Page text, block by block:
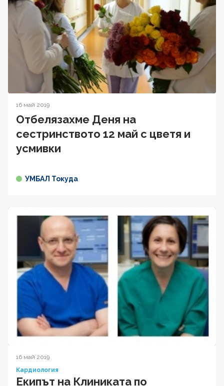
16 май 2019
Отбелязахме Деня на
сестринството 12 май с цветя и
усмивки
УМБАЛ Токуда
16 май 2019
Кардиология
Екипът на Клиниката по